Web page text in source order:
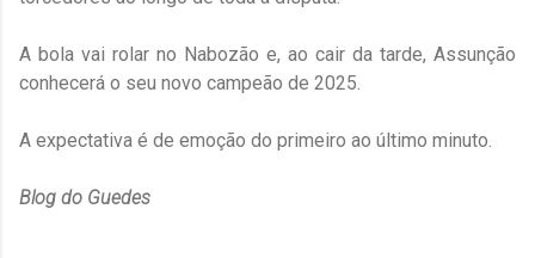
A bola vai rolar no Nabozão e, ao cair da tarde, Assunção
conhecerá o seu novo campeão de 2025.
A expectativa é de emoção do primeiro ao último minuto.
Blog do Guedes